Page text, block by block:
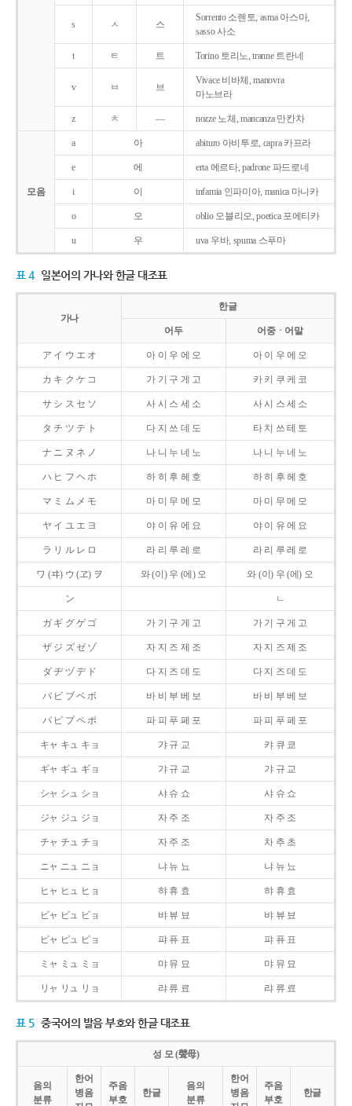
s ㅅ 스
Sorrento 소렌토, asma 아스마,
sasso 사소
t ㅌ 트 Torino 토리노, tranne 트란네
v ㅂ 브
Vivace 비바체, manovra
마노브라
z ㅊ ― nozze 노체, mancanza 만칸차
모음
a 아 abituro 아비투로, capra 카프라
e 에 erta 에르타, padrone 파드로네
i 이 infamia 인파미아, manica 마니카
o 오 oblio 오블리오, poetica 포에티카
u 우 uva 우바, spuma 스푸마
표 4 일본어의 가나와 한글 대조표
가나
한글
어두 어중ㆍ어말
ア イ ウ エ オ 아 이 우 에 오 아 이 우 에 오
カ キ ク ケ コ 가 기 구 게 고 카 키 쿠 케 코
サ シ ス セ ソ 사 시 스 세 소 사 시 스 세 소
タ チ ツ テ ト 다 지 쓰 데 도 타 치 쓰 테 토
ナ ニ ヌ ネ ノ 나 니 누 네 노 나 니 누 네 노
ハ ヒ フ ヘ ホ 하 히 후 헤 호 하 히 후 헤 호
マ ミ ム メ モ 마 미 무 메 모 마 미 무 메 모
ヤ イ ユ エ ヨ 야 이 유 에 요 야 이 유 에 요
ラ リ ル レ ロ 라 리 루 레 로 라 리 루 레 로
ワ (ヰ) ウ (ヱ) ヲ 와 (이) 우 (에) 오 와 (이) 우 (에) 오
ン ㄴ
ガ ギ グ ゲ ゴ 가 기 구 게 고 가 기 구 게 고
ザ ジ ズ ゼ ゾ 자 지 즈 제 조 자 지 즈 제 조
ダ ヂ ヅ デ ド 다 지 즈 데 도 다 지 즈 데 도
バ ビ ブ ベ ボ 바 비 부 베 보 바 비 부 베 보
パ ピ プ ペ ポ 파 피 푸 페 포 파 피 푸 페 포
キャ キュ キョ 갸 규 교 캬 큐 쿄
ギャ ギュ ギョ 갸 규 교 갸 규 교
シャ シュ ショ 샤 슈 쇼 샤 슈 쇼
ジャ ジュ ジョ 자 주 조 자 주 조
チャ チュ チョ 자 주 조 차 추 초
ニャ ニュ ニョ 냐 뉴 뇨 냐 뉴 뇨
ヒャ ヒュ ヒョ 햐 휴 효 햐 휴 효
ビャ ビュ ビョ 뱌 뷰 뵤 뱌 뷰 뵤
ピャ ピュ ピョ 퍄 퓨 표 퍄 퓨 표
ミャ ミュ ミョ 먀 뮤 묘 먀 뮤 묘
リャ リュ リョ 랴 류 료 랴 류 료
표 5 중국어의 발음 부호와 한글 대조표
성 모 (聲母)
음의
분류
한어
병음
주음
부호
한글
음의
분류
한어
병음
주음
부호
한글